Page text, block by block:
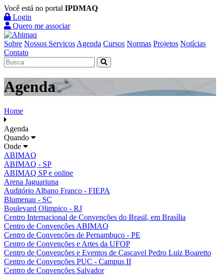
Você está no portal IPDMAQ
Login
Quero me associar
Sobre Nossos Serviços Agenda Cursos Normas Projetos Notícias
Contato
Agenda
Home
Agenda
Quando
Onde
ABIMAQ
ABIMAQ - SP
ABIMAQ SP e online
Arena Jaguariuna
Auditório Albano Franco - FIEPA
Blumenau - SC
Boulevard Olimpico - RJ
Centro Internacional de Convenções do Brasil, em Brasília
Centro de Convenções ABIMAQ
Centro de Convenções de Pernambuco - PE
Centro de Convenções e Artes da UFOP
Centro de Convenções e Eventos de Cascavel Pedro Luiz Boaretto
Centro de Convenções PUC - Campus II
Centro de Convenções Salvador